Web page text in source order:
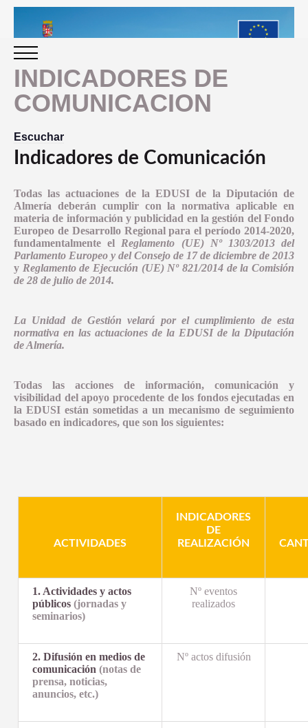
INICIO
PROGRAMACIÓN
GESTIÓN Y SEGUIMIENTO
PRESENTACION
OBJETIVO TEMATICO 2
LINEA 1: MODERNIZAR LA ADMINISTRACION ELECTRONICA
OBJETIVO TEMATICO 4
OBJETIVO TEMATICO 9
NORMATIVA
DOCUMENTACIÓN
CONVOCATORIAS
EVALUACIÓN
INDICADORES PRODUCTIVIDAD
COMUNICACIÓN
INDICADORES DE COMUNICACION
BUENAS PRÁCTICAS
DECLARACIÓN INSTITUCIONAL ANTIFRAUDE
CÓDIGO DE CONDUCTA
INDICADORES DE
COMUNICACION
Escuchar
Indicadores de Comunicación
Todas las actuaciones de la EDUSI de la Diputación de
Almería deberán cumplir con la normativa aplicable en
materia de información y publicidad en la gestión del Fondo
Europeo de Desarrollo Regional para el período 2014-2020,
fundamentalmente el Reglamento (UE) Nº 1303/2013 del
Parlamento Europeo y del Consejo de 17 de diciembre de 2013
y Reglamento de Ejecución (UE) Nº 821/2014 de la Comisión
de 28 de julio de 2014.
La Unidad de Gestión velará por el cumplimiento de esta
normativa en las actuaciones de la EDUSI de la Diputación
de Almería.
Todas las acciones de información, comunicación y
visibilidad del apoyo procedente de los fondos ejecutadas en
la EDUSI están sometidas a un mecanismo de seguimiento
basado en indicadores, que son los siguientes:
ACTIVIDADES
INDICADORES
DE
REALIZACIÓN
1. Actividades y actos
públicos (jornadas y
seminarios)
Nº eventos
realizados
2. Difusión en medios de
comunicación (notas de
prensa, noticias,
anuncios, etc.)
Nº actos difusión